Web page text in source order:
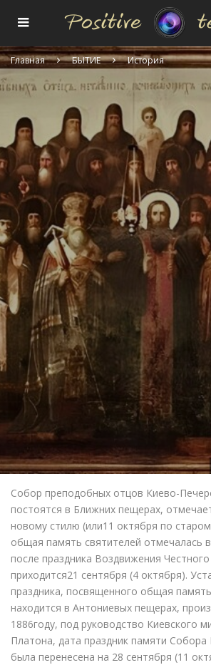
Главная БЫТИЕ История
Собор преподобных отцов Киево-
постоятся в Ближних пещерах,
новому стилю (или11 октября по
общая память святителей отмечалась
после праздника Воздвижения
приходится21 сентября (4 октября).
праздника, посвященного общая
находится в Антониевых пещерах,
1886году, под руководство Киевского
Платона, дата праздник памяти
была перенесена на 28 сентября (11